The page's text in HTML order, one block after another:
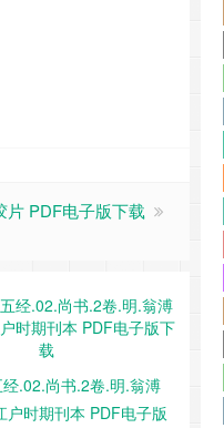
片 PDF电子版下载
.02.尚书.2卷.明.翁溥
户时期刊本 PDF电子版